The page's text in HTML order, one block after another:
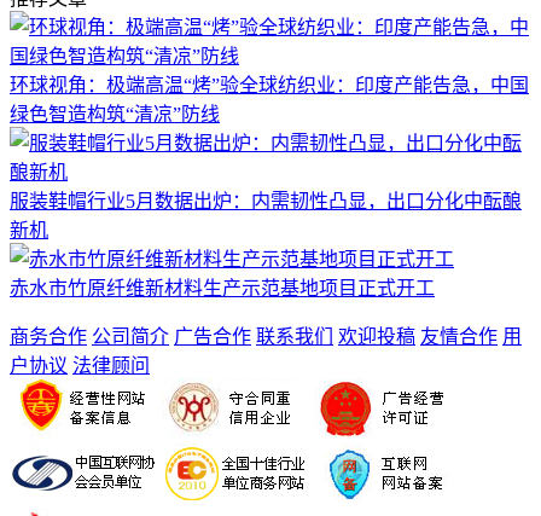
环球视角：极端高温“烤”验全球纺织业：印度产能告急，中国
绿色智造构筑“清凉”防线
服装鞋帽行业5月数据出炉：内需韧性凸显，出口分化中酝酿
新机
赤水市竹原纤维新材料生产示范基地项目正式开工
商务合作 公司简介 广告合作 联系我们 欢迎投稿 友情合作 用
户协议 法律顾问